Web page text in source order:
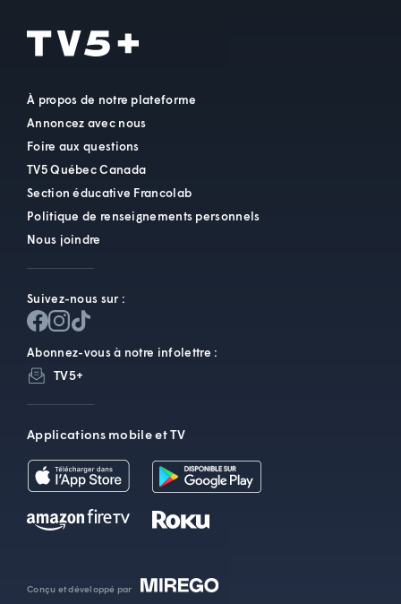
À propos de notre plateforme
Annoncez avec nous
Foire aux questions
TV5 Québec Canada
Section éducative Francolab
Politique de renseignements personnels
Nous joindre
Suivez-nous sur :
Abonnez-vous à notre infolettre :
TV5+
Applications mobile et TV
Conçu et développé par